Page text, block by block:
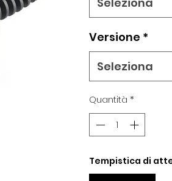
Versione *
Seleziona
Quantità *
Tempistica di